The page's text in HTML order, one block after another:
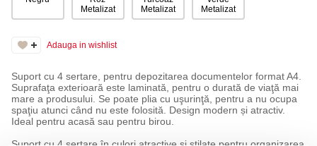
Metalizat
Metalizat
Metalizat
Adauga in wishlist
Suport cu 4 sertare, pentru depozitarea documentelor format A4.
Suprafaţa exterioară este laminată, pentru o durată de viaţă mai
mare a produsului. Se poate plia cu uşurinţă, pentru a nu ocupa
spaţiu atunci când nu este folosită. Design modern și atractiv.
Ideal pentru acasă sau pentru birou.